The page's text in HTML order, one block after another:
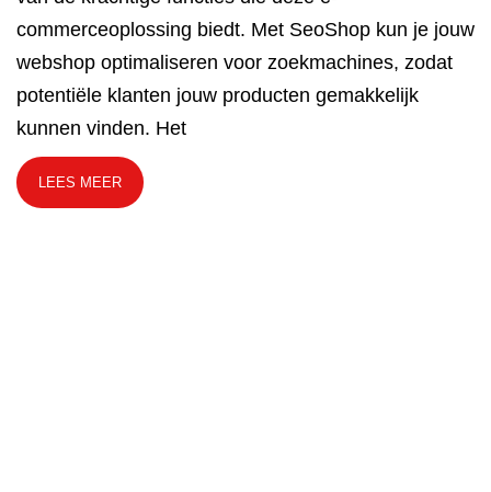
commerceoplossing biedt. Met SeoShop kun je jouw
webshop optimaliseren voor zoekmachines, zodat
potentiële klanten jouw producten gemakkelijk
kunnen vinden. Het
LEES MEER